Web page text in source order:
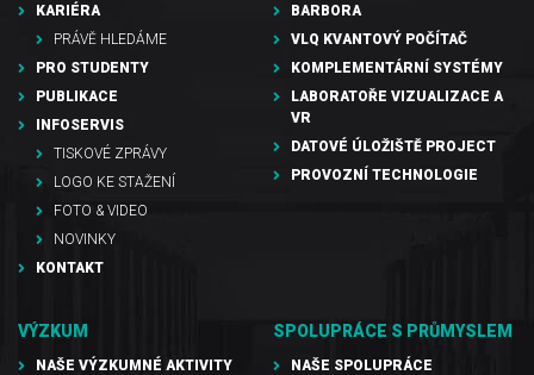
KARIÉRA
PRÁVĚ HLEDÁME
PRO STUDENTY
PUBLIKACE
INFOSERVIS
TISKOVÉ ZPRÁVY
LOGO KE STAŽENÍ
FOTO & VIDEO
NOVINKY
KONTAKT
BARBORA
VLQ KVANTOVÝ POČÍTAČ
KOMPLEMENTÁRNÍ SYSTÉMY
LABORATOŘE VIZUALIZACE A
VR
DATOVÉ ÚLOŽIŠTĚ PROJECT
PROVOZNÍ TECHNOLOGIE
VÝZKUM
NAŠE VÝZKUMNÉ AKTIVITY
SPOLUPRÁCE S PRŮMYSLEM
NAŠE SPOLUPRÁCE